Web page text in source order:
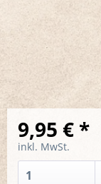
9,95 € *
inkl. MwSt.